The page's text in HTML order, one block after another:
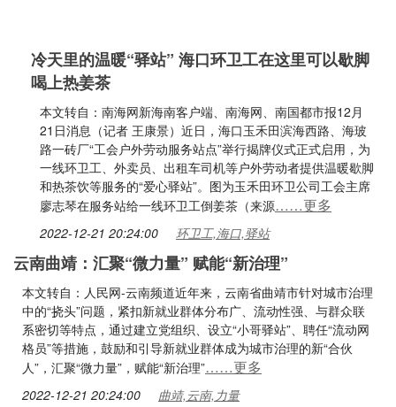
冷天里的温暖“驿站” 海口环卫工在这里可以歇脚
喝上热姜茶
本文转自：南海网新海南客户端、南海网、南国都市报12月
21日消息（记者 王康景）近日，海口玉禾田滨海西路、海玻
路一砖厂“工会户外劳动服务站点”举行揭牌仪式正式启用，为
一线环卫工、外卖员、出租车司机等户外劳动者提供温暖歇脚
和热茶饮等服务的“爱心驿站”。图为玉禾田环卫公司工会主席
廖志琴在服务站给一线环卫工倒姜茶（来源……更多
2022-12-21 20:24:00 环卫工,海口,驿站
云南曲靖：汇聚“微力量” 赋能“新治理”
本文转自：人民网-云南频道近年来，云南省曲靖市针对城市治理
中的“挠头”问题，紧扣新就业群体分布广、流动性强、与群众联
系密切等特点，通过建立党组织、设立“小哥驿站”、聘任“流动网
格员”等措施，鼓励和引导新就业群体成为城市治理的新“合伙
人”，汇聚“微力量”，赋能“新治理”……更多
2022-12-21 20:24:00 曲靖,云南,力量